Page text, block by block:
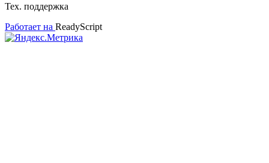
Тех. поддержка
Работает на ReadyScript